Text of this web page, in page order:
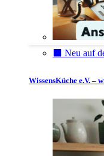
⬛️ Neu auf
WissensKüche e.V. –